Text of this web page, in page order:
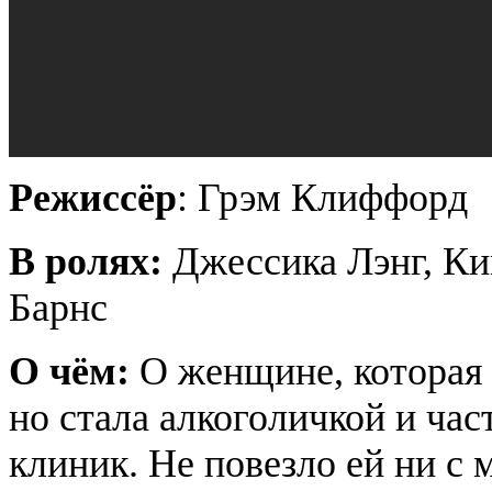
Режиссёр: Грэм Клиффорд
В ролях: Джессика Лэнг,
Барнс
О чём: О женщине, которая
но стала алкоголичкой и
клиник. Не повезло ей ни с